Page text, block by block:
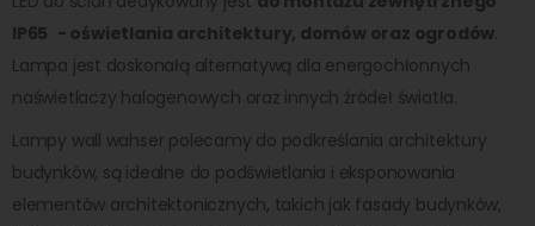
IP65 - oświetlania architektury, domów oraz ogrodów.
Lampa jest doskonałą alternatywą dla energochłonnych
naświetlaczy halogenowych oraz innych źródeł światła.
Lampy wall wahser polecamy do podkreślania architektury
budynków, są idealne do podświetlania i eksponowania
elementów architektonicznych, takich jak fasady budynków,